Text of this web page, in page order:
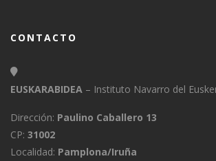
CONTACTO
EUSKARABIDEA – Instituto Navarro del
Dirección: Paulino Caballero 13
CP: 31002
Localidad: Pamplona/Iruña